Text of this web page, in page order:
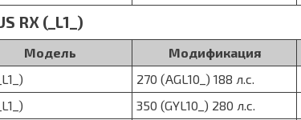
RX (_L1_)
Модель Модификация
270 (AGL10_) 188 л.с.
350 (GYL10_) 280 л.с.